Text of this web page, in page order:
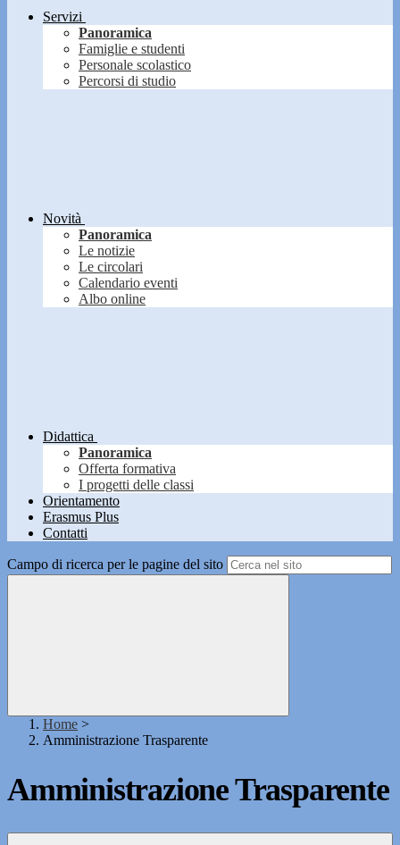
Servizi
Panoramica
Famiglie e studenti
Personale scolastico
Percorsi di studio
Novità
Panoramica
Le notizie
Le circolari
Calendario eventi
Albo online
Didattica
Panoramica
Offerta formativa
I progetti delle classi
Orientamento
Erasmus Plus
Contatti
Campo di ricerca per le pagine del sito
Home >
Amministrazione Trasparente
Amministrazione Trasparente